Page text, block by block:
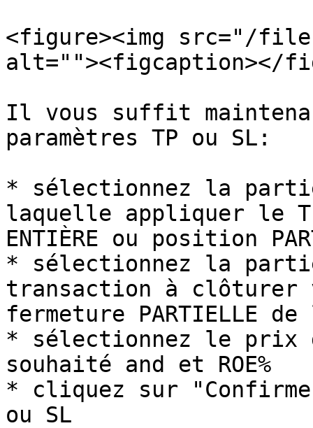
<figure><img src="/
alt=""><figcaption></
Il vous suffit
paramètres TP ou SL:
* sélectionnez la
laquelle appliquer le
ENTIÈRE ou position
* sélectionnez la
transaction à clôturer
fermeture PARTIELLE
* sélectionnez le prix
souhaité and et ROE%
* cliquez sur
ou SL